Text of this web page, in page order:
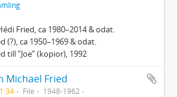
Fried, ca 1980–2014 & odat.
(?), ca 1950–1969 & odat.
till ”Joe” (kopior), 1992
Michael Fried
File
1948-1962